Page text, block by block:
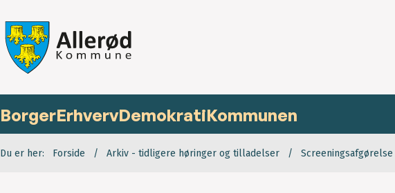
BorgerErhvervDemokratiKommunen
Du er her: Forside Arkiv - tidligere høringer og tilladelser